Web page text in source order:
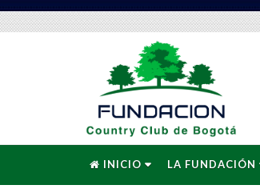
INICIO LA FUNDACIÓN